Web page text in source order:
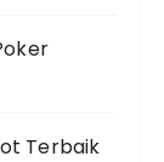
Terbaik